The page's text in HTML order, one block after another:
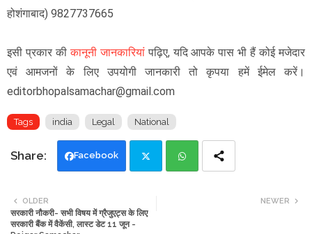
होशंगाबाद) 9827737665
इसी प्रकार कीकानूनी जानकारियांपढ़िए, यदि आपके पास भी हैं कोई मजेदार
एवं आमजनों के लिए उपयोगी जानकारी तो कृपया हमें ईमेल करें।
editorbhopalsamachar@gmail.com
Tags india Legal National
Facebook
tte
NEWER
OLDER
सरकारी नौकरी- सभी विषय में ग्रैजुएट्स के लिए
सरकारी बैंक में वैकेंसी, लास्ट डेट 11 जून -